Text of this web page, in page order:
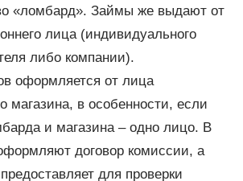
«ломбард». Займы же выдают от
лица (индивидуального
либо компании).
оформляется от лица
магазина, в особенности, если
и магазина – одно лицо. В
договор комиссии, а
для проверки